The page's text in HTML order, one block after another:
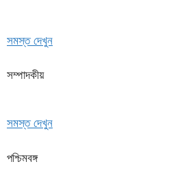
সমস্ত দেখুন
সম্পাদকীয়
সমস্ত দেখুন
পশ্চিমবঙ্গ